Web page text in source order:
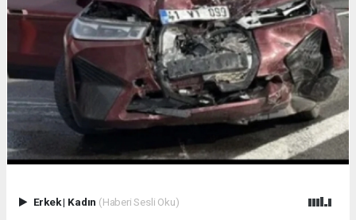
Erkek| Kadın (Haberi Sesli Oku)